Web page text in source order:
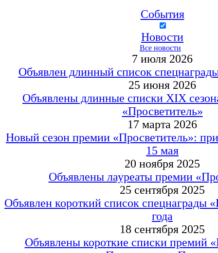
События
Новости
Все новости
7 июля 2026
Объявлен длинный список
25 июня 2026
Oбъявлены длинные списки XIX
«Просветитель»
17 марта 2026
Новый сезон премии «Просветитель»:
15 мая
20 ноября 2025
Объявлены лауреаты премии
25 сентября 2025
Объявлен короткий список спецнаграды
года
18 сентября 2025
Объявлены короткие списки премий